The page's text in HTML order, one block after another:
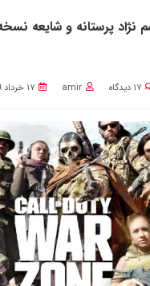
۱۷ دیدگاه amir ۱۷ خرداد ۱۳۹۹